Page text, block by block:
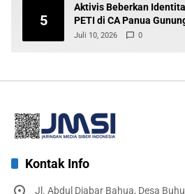
5
Aktivis Beberkan
PETI di CA Panua
Juli 10, 2026 0
Kontak Info
Jl. Abdul Djabar Bahua, Desa